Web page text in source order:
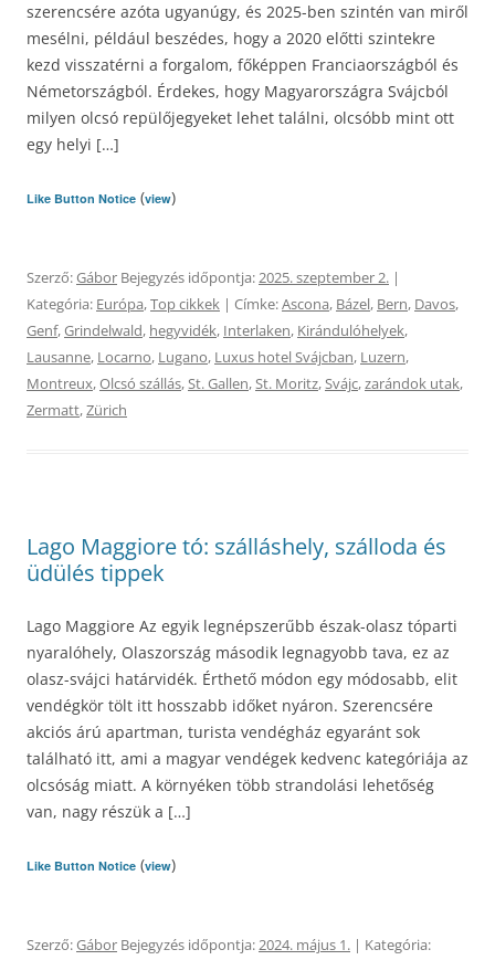
szerencsére azóta ugyanúgy, és 2025-ben szintén van miről
mesélni, például beszédes, hogy a 2020 előtti szintekre
kezd visszatérni a forgalom, főképpen Franciaországból és
Németországból. Érdekes, hogy Magyarországra Svájcból
milyen olcsó repülőjegyeket lehet találni, olcsóbb mint ott
egy helyi […]
Like Button Notice (view)
Szerző:Gábor Bejegyzés időpontja:2025. szeptember 2. |
Kategória: Európa,Top cikkek | Címke:Ascona, Bázel, Bern, Davos,
Genf,Grindelwald, hegyvidék, Interlaken, Kirándulóhelyek,
Lausanne, Locarno, Lugano, Luxus hotel Svájcban, Luzern,
Montreux,Olcsó szállás,St. Gallen,St. Moritz,Svájc,zarándok utak,
Zermatt,Zürich
Lago Maggiore tó: szálláshely, szálloda és
üdülés tippek
Lago Maggiore Az egyik legnépszerűbb észak-olasz tóparti
nyaralóhely, Olaszország második legnagyobb tava, ez az
olasz-svájci határvidék. Érthető módon egy módosabb, elit
vendégkör tölt itt hosszabb időket nyáron. Szerencsére
akciós árú apartman, turista vendégház egyaránt sok
található itt, ami a magyar vendégek kedvenc kategóriája az
olcsóság miatt. A környéken több strandolási lehetőség
van, nagy részük a […]
Like Button Notice (view)
Szerző:Gábor Bejegyzés időpontja:2024. május 1. | Kategória: